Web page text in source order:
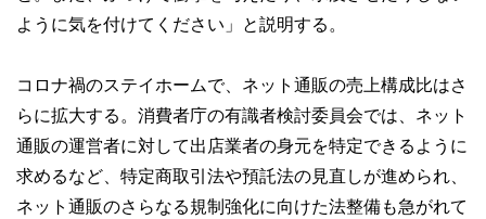
ように気を付けてください」と説明する。
コロナ禍のステイホームで、ネット通販の売上構成比はさ
らに拡大する。消費者庁の有識者検討委員会では、ネット
通販の運営者に対して出店業者の身元を特定できるように
求めるなど、特定商取引法や預託法の見直しが進められ、
ネット通販のさらなる規制強化に向けた法整備も急がれて